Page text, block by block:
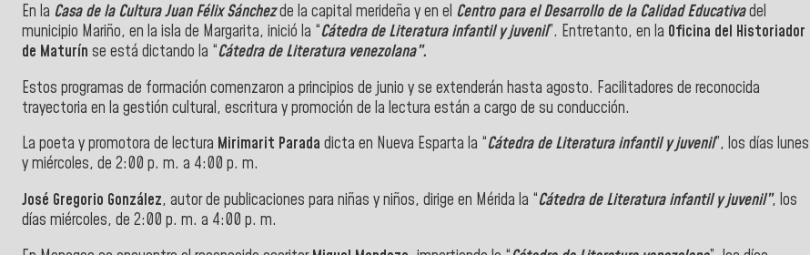
En la Casa de la Cultura Juan Félix Sánchezde la capital merideña y en el Centro para el Desarrollo de la Calidad Educativadel
municipio Mariño, en la isla de Margarita, inició la “Cátedra de Literatura infantil y juvenil”. Entretanto, en la Oficina del Historiador
de Maturín se está dictando la “Cátedra de Literatura venezolana”.
Estos programas de formación comenzaron a principios de junio y se extenderán hasta agosto. Facilitadores de reconocida
trayectoria en la gestión cultural, escritura y promoción de la lectura están a cargo de su conducción.
La poeta y promotora de lectura Mirimarit Parada dicta en Nueva Esparta la “Cátedra de Literatura infantil y juvenil”, los días lunes
y miércoles, de 2:00 p. m. a 4:00 p. m.
José Gregorio González, autor de publicaciones para niñas y niños, dirige en Mérida la “Cátedra de Literatura infantil y juvenil”, los
días miércoles, de 2:00 p. m. a 4:00 p. m.